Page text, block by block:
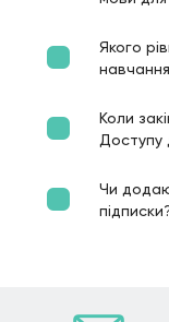
Якого
навчання
Коли
Доступу
Чи